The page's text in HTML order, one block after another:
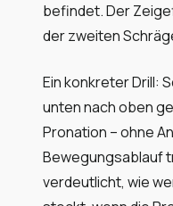
befindet. Der
der zweiten
Ein konkreter Drill:
unten nach oben
Pronation – ohne
Bewegungsablauf
verdeutlicht, wie